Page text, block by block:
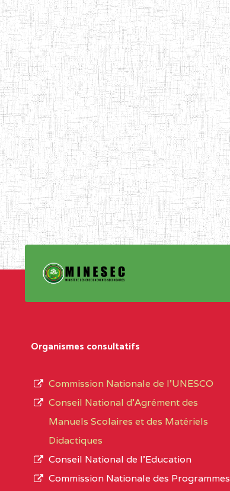
Organismes consultatifs
Commission Nationale de l’UNESCO
Conseil National d’Agrément des
Manuels Scolaires et des Matériels
Didactiques
Conseil National de l’Education
Commission Nationale des Programmes